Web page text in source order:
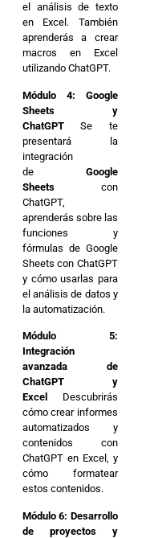
el análisis de texto
en Excel. También
aprenderás a crear
macros en Excel
utilizando ChatGPT.
Módulo 4: Google
Sheets y
ChatGPTSe te
presentará la
integración
deGoogle
Sheetscon
ChatGPT,
aprenderás sobre las
funciones y
fórmulas de Google
Sheets con ChatGPT
y cómo usarlas para
el análisis de datos y
la automatización.
Módulo 5:
Integración
avanzada de
ChatGPT y
Excel
Descubrirás
cómo crear informes
automatizados y
contenidos con
ChatGPT en Excel, y
cómo formatear
estos contenidos.
Módulo 6: Desarrollo
de proyectos y